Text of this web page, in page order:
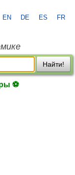
EN DE ES FR
Найти!
⚽